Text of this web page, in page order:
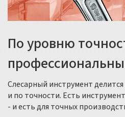
По уровню
Слесарный инструмент
и по точности. Есть
- и есть для точных